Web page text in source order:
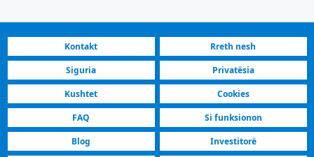
Kontakt
Rreth nesh
Siguria
Privatësia
Kushtet
Cookies
FAQ
Si funksionon
Blog
Investitorë